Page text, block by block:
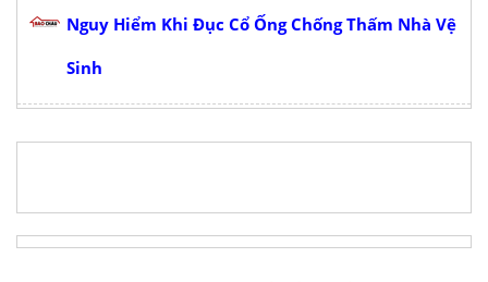
Nguy Hiểm Khi Đục Cổ Ống Chống Thấm Nhà Vệ
Sinh